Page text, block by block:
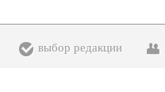
выбор редакции